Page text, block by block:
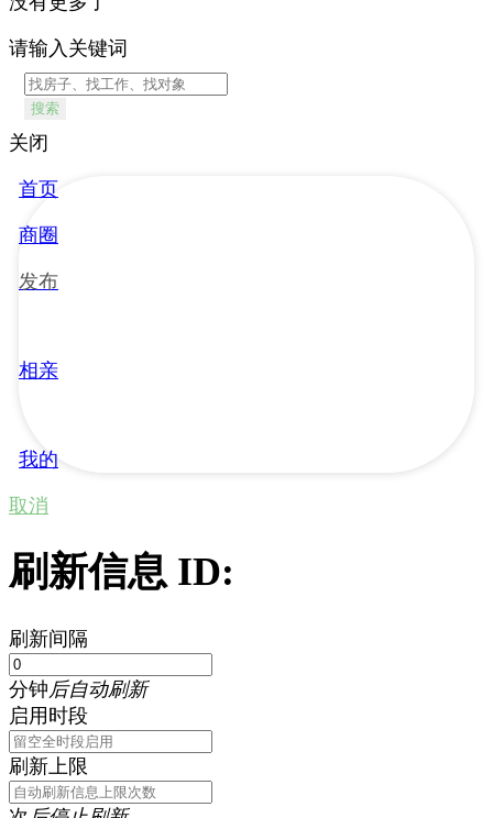
请输入关键词
搜索
关闭
首页
商圈
发布
相亲
我的
取消
刷新信息 ID:
刷新间隔
分钟后自动刷新
启用时段
刷新上限